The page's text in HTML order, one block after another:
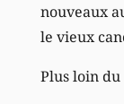
nouveaux
le vieux
Plus loin